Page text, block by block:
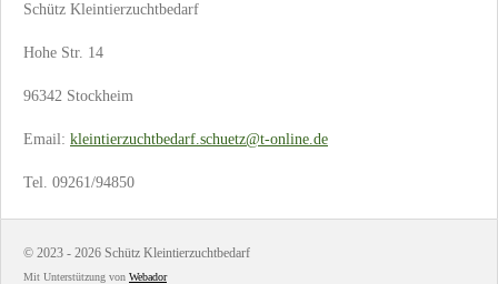
Schütz Kleintierzuchtbedarf
Hohe Str. 14
96342 Stockheim
Email: kleintierzuchtbedarf.schuetz@t-online.de
Tel. 09261/94850
© 2023 - 2026 Schütz Kleintierzuchtbedarf
Mit Unterstützung von Webador